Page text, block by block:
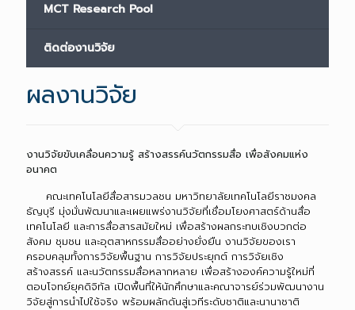
MCT Research Pool
ติดต่องานวิจัย
ผลงานวิจัย
งานวิจัยขับเคลื่อนความรู้ สร้างสรรค์นวัตกรรมสื่อ เพื่อสังคมแห่ง
อนาคต
คณะเทคโนโลยีสื่อสารมวลชน มหาวิทยาลัยเทคโนโลยีราชมงคล
ธัญบุรี มุ่งมั่นพัฒนาและเผยแพร่งานวิจัยที่เชื่อมโยงศาสตร์ด้านสื่อ
เทคโนโลยี และการสื่อสารสมัยใหม่ เพื่อสร้างผลกระทบเชิงบวกต่อ
สังคม ชุมชน และอุตสาหกรรมสื่ออย่างยั่งยืน งานวิจัยของเรา
ครอบคลุมทั้งการวิจัยพื้นฐาน การวิจัยประยุกต์ การวิจัยเชิง
สร้างสรรค์ และนวัตกรรมสื่อหลากหลาย เพื่อสร้างองค์ความรู้ใหม่ที่
ตอบโจทย์ยุคดิจิทัล เปิดพื้นที่ให้นักศึกษาและคณาจารย์ร่วมพัฒนางาน
วิจัยสู่การนำไปใช้จริง พร้อมผลักดันสู่เวทีระดับชาติและนานาชาติ